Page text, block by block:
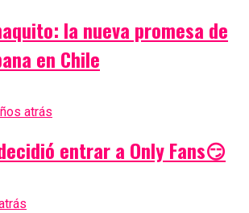
la nueva promesa de
en Chile
atrás
entrar a Only Fans😏